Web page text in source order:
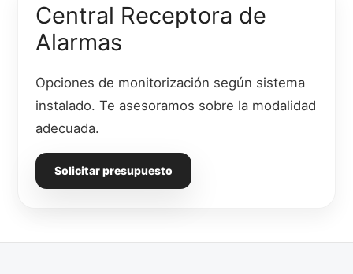
Central Receptora de
Alarmas
Opciones de monitorización según sistema
instalado. Te asesoramos sobre la modalidad
adecuada.
Solicitar presupuesto